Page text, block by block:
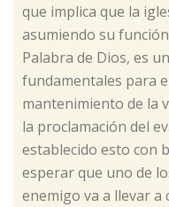
que implica que la
asumiendo su
Palabra de Dios, es
fundamentales para
mantenimiento de la
la proclamación del
establecido esto con
esperar que uno de
enemigo va a llevar